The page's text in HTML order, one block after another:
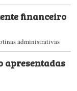
financeiro
administrativas
apresentadas